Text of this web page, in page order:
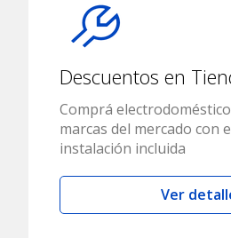
Descuentos en
Comprá
marcas del mercado con
instalación incluida
Ver